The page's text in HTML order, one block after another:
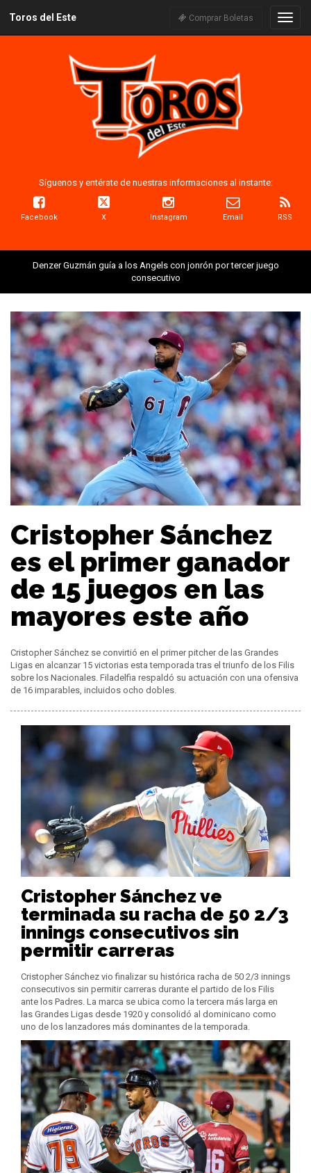
Toros del Este Comprar Boletas
Síguenos y entérate de nuestras informaciones al instante:
Facebook X Instagram Email RSS
Denzer Guzmán guía a los Angels con jonrón por tercer juego
consecutivo
Cristopher Sánchez
es el primer ganador
de 15 juegos en las
mayores este año
Cristopher Sánchez se convirtió en el primer pitcher de las Grandes
Ligas en alcanzar 15 victorias esta temporada tras el triunfo de los Filis
sobre los Nacionales. Filadelfia respaldó su actuación con una ofensiva
de 16 imparables, incluidos ocho dobles.
Cristopher Sánchez ve
terminada su racha de 50 2/3
innings consecutivos sin
permitir carreras
Cristopher Sánchez vio finalizar su histórica racha de 50 2/3 innings
consecutivos sin permitir carreras durante el partido de los Filis
ante los Padres. La marca se ubica como la tercera más larga en
las Grandes Ligas desde 1920 y consolidó al dominicano como
uno de los lanzadores más dominantes de la temporada.